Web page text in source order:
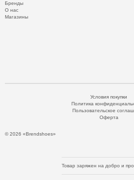
Бренды
О нас
Магазины
© 2026 «Brendshoes»
Условия покупки
Политика
Пользовательское
Оферта
Товар заряжен на добро и